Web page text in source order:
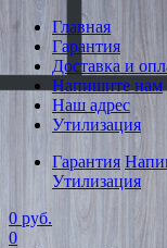
Главная
Гарантия
Доставка и
Напишите нам
Наш адрес
Утилизация
Гарантия
Утилизация
0 руб.
0